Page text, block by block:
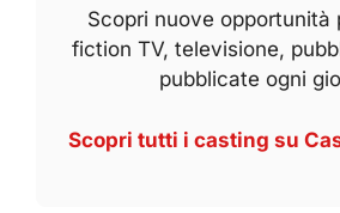
Scopri nuove opportunità
fiction TV, televisione,
pubblicate ogni
Scopri tutti i casting su